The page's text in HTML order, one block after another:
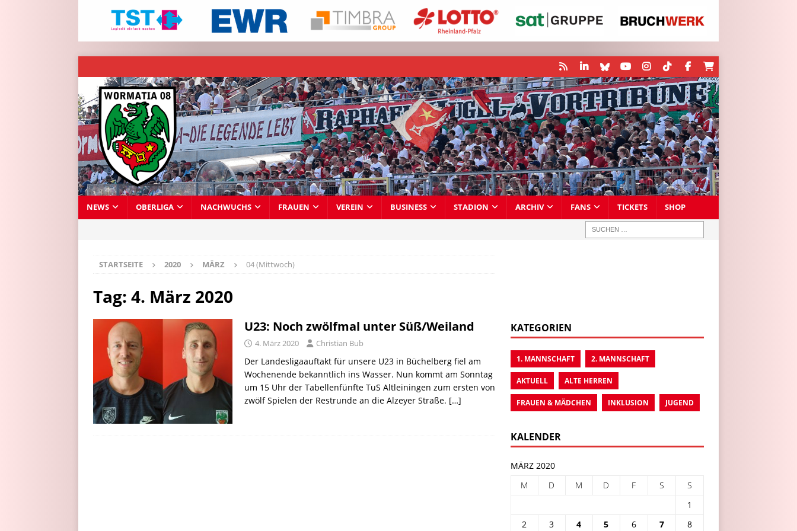
NEWS OBERLIGA NACHWUCHS FRAUEN VEREIN BUSINESS STADION ARCHIV FANS TICKETS SHOP
STARTSEITE 2020 MÄRZ 04 (Mittwoch)
Tag: 4. März 2020
U23: Noch zwölfmal unter Süß/Weiland
4. März 2020 Christian Bub
Der Landesligaauftakt für unsere U23 in Büchelberg fiel am
Wochenende bekanntlich ins Wasser. Nun kommt am Sonntag
um 15 Uhr der Tabellenfünfte TuS Altleiningen zum ersten von
zwölf Spielen der Restrunde an die Alzeyer Straße. […]
KATEGORIEN
1. MANNSCHAFT 2. MANNSCHAFT
AKTUELL ALTE HERREN
FRAUEN & MÄDCHEN INKLUSION JUGEND
KALENDER
MÄRZ 2020
M
D M D F S
S
1
2
3 4 5 6 7 8